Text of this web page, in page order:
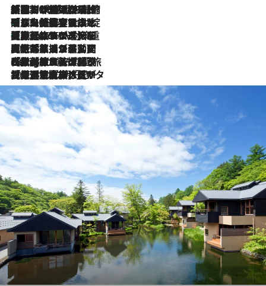
2026.8.6
「荷物が増えるほど旅ストレスは増す」美容ジャーナリストがたどり着いた最終結論。“化粧品を劇的に減らす”感動の凝縮美容とは
2026.8.6
「旅先には金髪ウィッグを持参」日本と同じメイクでは損してる!? 美容ジャーナリストが提案する“掟破りの旅美容”とは
2026.8.6
【厳選旅コスメ】「身軽さ＆UV対策重視！」ヘアアーティストshucoが選んだ夏旅ベストコスメを発表【Mサイズジップ】
2026.8.5
【厳選旅コスメ】国内をあちこち移動する河井菜摘が選んだ夏旅ベストコスメ発表！「リラックスアイテムはマスト」【Mサイズジップ】
2026.8.4
【厳選旅コスメ】「紫外線＆乾燥対策しながらメイク感も！」ヘア＆メイクGeorgeが選んだ夏旅ベストコスメを発表！【Mサイズジップ】
2026.8.3
【厳選旅コスメ】「保湿もタイパ重視！」“サウナ好き”タレント清水みさとが愛用する夏旅ベストコスメを発表！【Mサイズジップ】